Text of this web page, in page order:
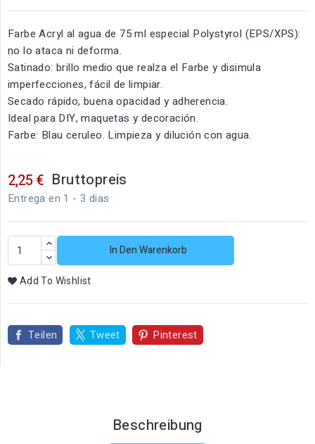
Farbe Acryl al agua de 75 ml especial Polystyrol (EPS/XPS):
no lo ataca ni deforma.
Satinado: brillo medio que realza el Farbe y disimula
imperfecciones, fácil de limpiar.
Secado rápido, buena opacidad y adherencia.
Ideal para DIY, maquetas y decoración.
Farbe: Blau ceruleo. Limpieza y dilución con agua.
2,25 € Bruttopreis
Entrega en 1 - 3 dias
In Den Warenkorb
Add To Wishlist
Teilen Tweet Pinterest
Beschreibung